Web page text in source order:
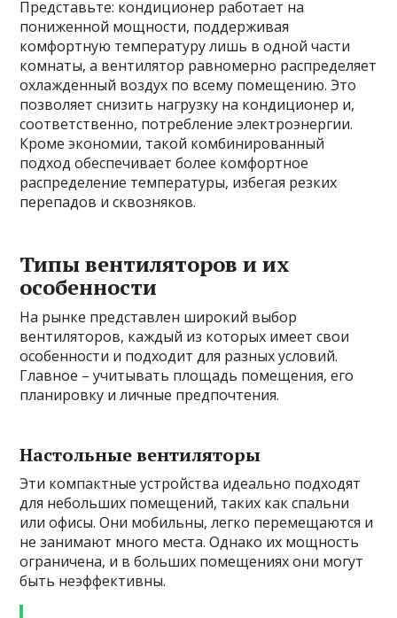
Представьте: кондиционер работает на
пониженной мощности, поддерживая
комфортную температуру лишь в одной части
комнаты, а вентилятор равномерно распределяет
охлажденный воздух по всему помещению. Это
позволяет снизить нагрузку на кондиционер и,
соответственно, потребление электроэнергии.
Кроме экономии, такой комбинированный
подход обеспечивает более комфортное
распределение температуры, избегая резких
перепадов и сквозняков.
Типы вентиляторов и их
особенности
На рынке представлен широкий выбор
вентиляторов, каждый из которых имеет свои
особенности и подходит для разных условий.
Главное – учитывать площадь помещения, его
планировку и личные предпочтения.
Настольные вентиляторы
Эти компактные устройства идеально подходят
для небольших помещений, таких как спальни
или офисы. Они мобильны, легко перемещаются и
не занимают много места. Однако их мощность
ограничена, и в больших помещениях они могут
быть неэффективны.